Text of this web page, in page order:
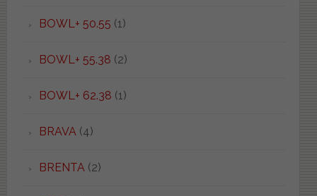
BOWL+ 50.55 (1)
BOWL+ 55.38 (2)
BOWL+ 62.38 (1)
BRAVA(4)
BRENTA(2)